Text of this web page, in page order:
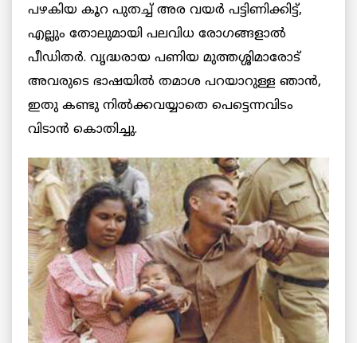
പഴകിയ കൂറ പുതച്ച്‌ അര വയർ പട്ടിണിക്കിട്ട്‌,
എല്ലും തോലുമായി പലവിധ രോഗങ്ങളാല്‍
പീഡിതര്‍. വൃദ്ധരായ പണിയ മുത്തശ്ശിമാരോട്‌
അവരുടെ ഭാഷയില്‍ തമാശ പറയാറുള്ള ഞാന്‍,
ഇതു കണ്ടു നിൽക്കവയ്യാതെ പെട്ടെന്നവിടം
വിടാന്‍ കൊതിച്ചു.